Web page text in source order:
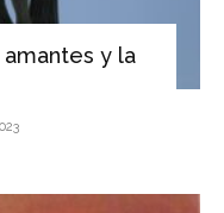
amantes y la